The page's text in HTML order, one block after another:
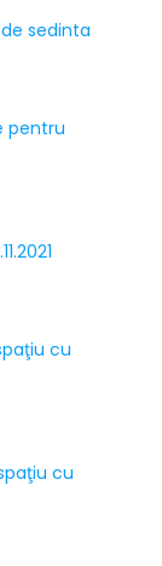
sedinta
pentru
cu
cu